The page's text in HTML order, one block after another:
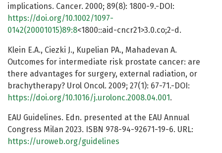
implications. Cancer. 2000; 89(8): 1800-9.-DOI:
https://doi.org/10.1002/1097-
0142(20001015)89:8<1800::aid-cncr21>3.0.co;2-d.
Klein E.A., Ciezki J., Kupelian PA., Mahadevan A.
Outcomes for intermediate risk prostate cancer: are
there advantages for surgery, external radiation, or
brachytherapy? Urol Oncol. 2009; 27(1): 67-71.-DOI:
https://doi.org/10.1016/j.urolonc.2008.04.001 .
EAU Guidelines. Edn. presented at the EAU Annual
Congress Milan 2023. ISBN 978-94-92671-19-6. URL:
https://uroweb.org/guidelines